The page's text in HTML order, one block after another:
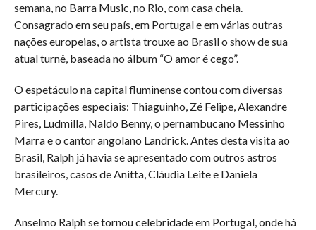
semana, no Barra Music, no Rio, com casa cheia.
Consagrado em seu país, em Portugal e em várias outras
nações europeias, o artista trouxe ao Brasil o show de sua
atual turnê, baseada no álbum “O amor é cego”.
O espetáculo na capital fluminense contou com diversas
participações especiais: Thiaguinho, Zé Felipe, Alexandre
Pires, Ludmilla, Naldo Benny, o pernambucano Messinho
Marra e o cantor angolano Landrick. Antes desta visita ao
Brasil, Ralph já havia se apresentado com outros astros
brasileiros, casos de Anitta, Cláudia Leite e Daniela
Mercury.
Anselmo Ralph se tornou celebridade em Portugal, onde há